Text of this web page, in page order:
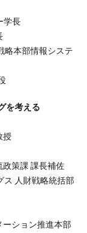
学長
略本部情報システ
を考える
授
政策課 課長補佐
ス 人財戦略統括部
ション推進本部